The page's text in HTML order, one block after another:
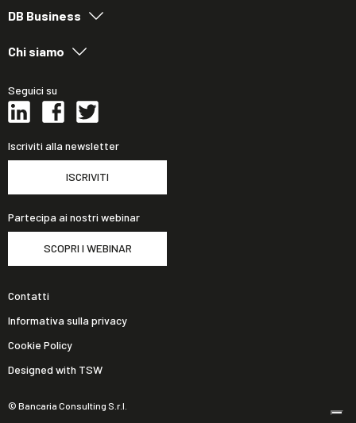
DB Business
Chi siamo
Seguici su
Iscriviti alla newsletter
ISCRIVITI
Partecipa ai nostri webinar
SCOPRI I WEBINAR
© Bancaria Consulting S.r.l.
Contatti
Informativa sulla privacy
Cookie Policy
Designed with TSW